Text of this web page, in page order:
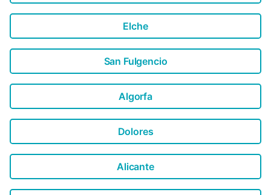
Elche
San Fulgencio
Algorfa
Dolores
Alicante